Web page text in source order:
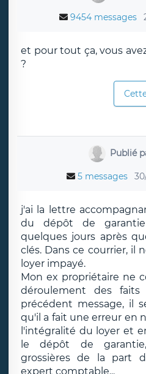
9454 messages
et pour tout ça, vous
?
Publié
5 messages
j'ai la lettre
du dépôt de
quelques jours après
clés. Dans ce courrier, il
loyer impayé.
Mon ex propriétaire ne
déroulement des
précédent message, il
qu'il a fait une erreur en
l'intégralité du loyer et
le dépôt de
grossières de la part
expert comptable...